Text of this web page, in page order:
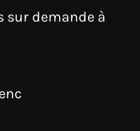
sur demande à